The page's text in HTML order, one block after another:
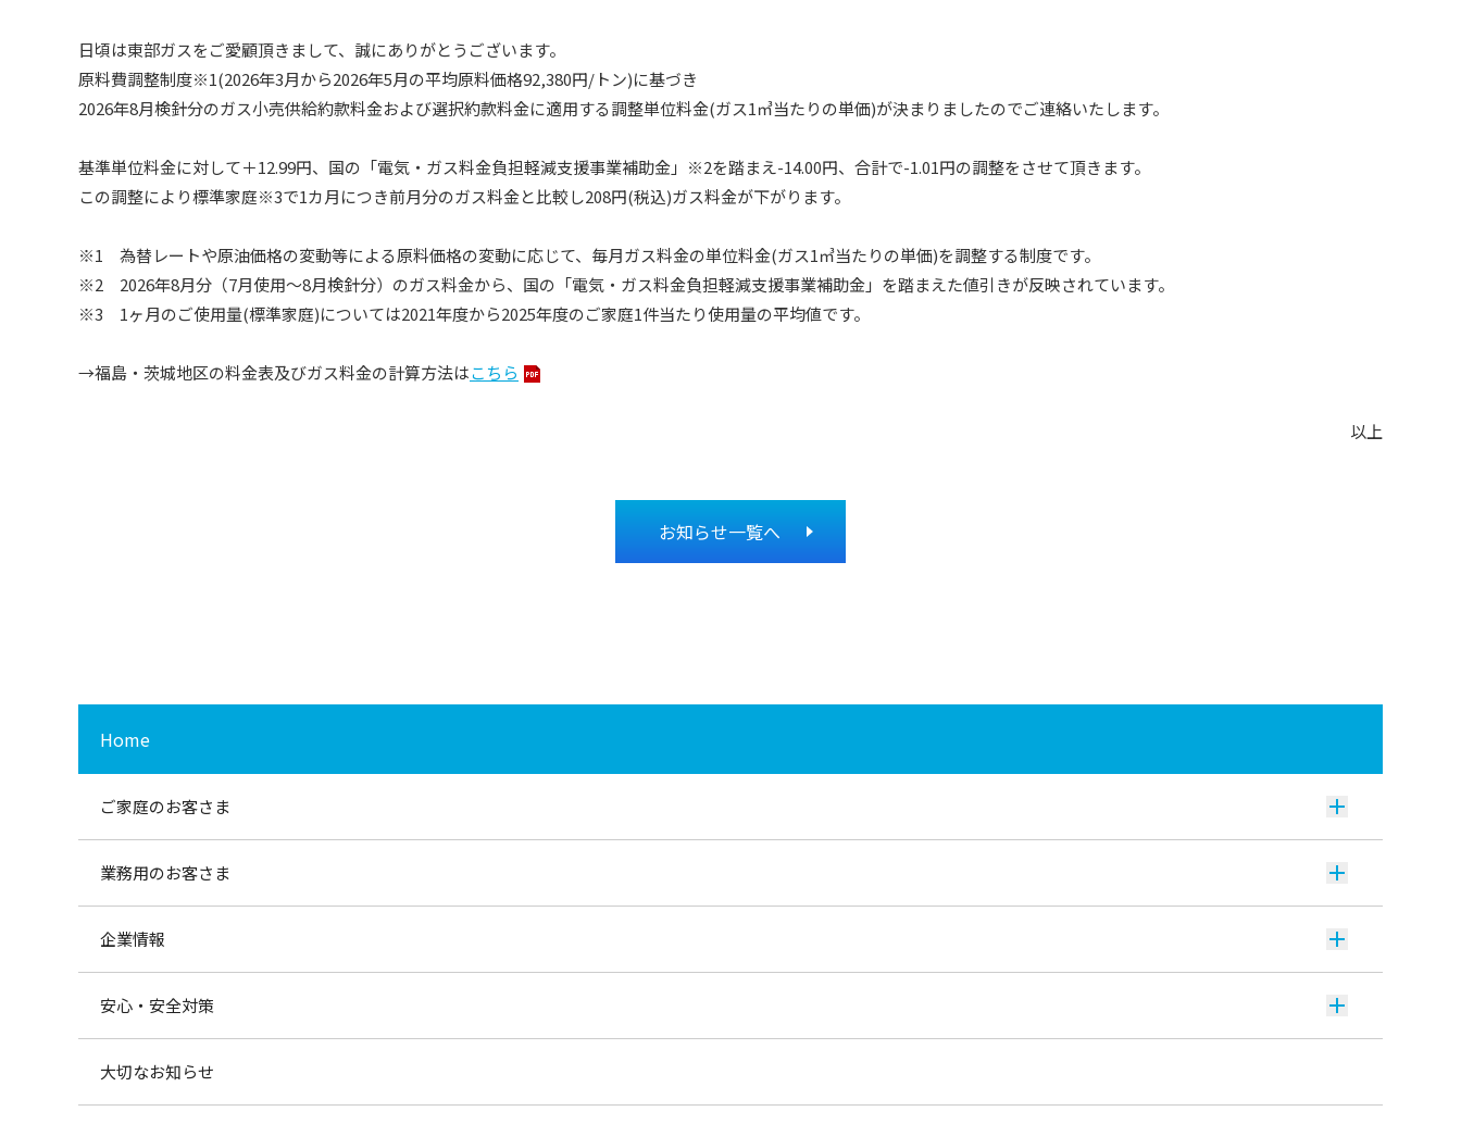
日頃は東部ガスをご愛顧頂きまして、誠にありがとうございます。
原料費調整制度※1(2026年3月から2026年5月の平均原料価格92,380円/トン)に基づき
2026年8月検針分のガス小売供給約款料金および選択約款料金に適用する調整単位料金(ガス1㎥当たりの単価)が決まりましたのでご連絡いたします。
基準単位料金に対して＋12.99円、国の「電気・ガス料金負担軽減支援事業補助金」※2を踏まえ-14.00円、合計で-1.01円の調整をさせて頂きます。
この調整により標準家庭※3で1カ月につき前月分のガス料金と比較し208円(税込)ガス料金が下がります。
※1 為替レートや原油価格の変動等による原料価格の変動に応じて、毎月ガス料金の単位料金(ガス1㎥当たりの単価)を調整する制度です。
※2 2026年8月分（7月使用～8月検針分）のガス料金から、国の「電気・ガス料金負担軽減支援事業補助金」を踏まえた値引きが反映されています。
※3 1ヶ月のご使用量(標準家庭)については2021年度から2025年度のご家庭1件当たり使用量の平均値です。
→福島・茨城地区の料金表及びガス料金の計算方法はこちら
以上
お知らせ一覧へ
Home
ご家庭のお客さま
業務用のお客さま
企業情報
安心・安全対策
大切なお知らせ